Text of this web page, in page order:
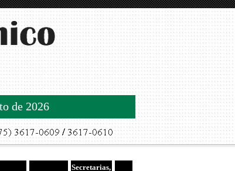
de 2026
Secretarias,